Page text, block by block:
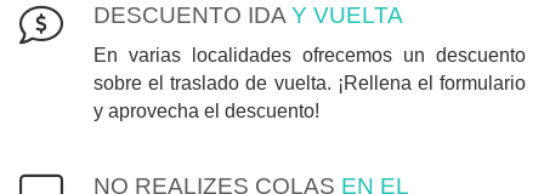
DESCUENTO IDA Y VUELTA
En varias localidades ofrecemos un descuento
sobre el traslado de vuelta. ¡Rellena el formulario
y aprovecha el descuento!
NO REALIZES COLAS EN EL